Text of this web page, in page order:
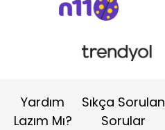
Yardım
Lazım Mı?
Sıkça Sorulan
Sorular